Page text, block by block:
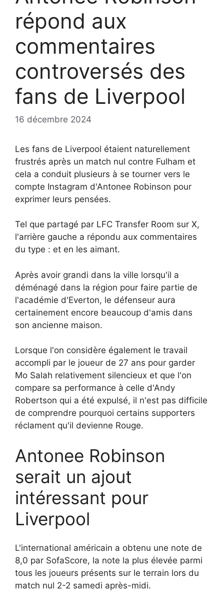
répond aux
commentaires
controversés des
fans de Liverpool
16 décembre 2024
Les fans de Liverpool étaient naturellement
frustrés après un match nul contre Fulham et
cela a conduit plusieurs à se tourner vers le
compte Instagram d'Antonee Robinson pour
exprimer leurs pensées.
Tel que partagé par LFC Transfer Room sur X,
l'arrière gauche a répondu aux commentaires
du type : et en les aimant.
Après avoir grandi dans la ville lorsqu'il a
déménagé dans la région pour faire partie de
l'académie d'Everton, le défenseur aura
certainement encore beaucoup d'amis dans
son ancienne maison.
Lorsque l'on considère également le travail
accompli par le joueur de 27 ans pour garder
Mo Salah relativement silencieux et que l'on
compare sa performance à celle d'Andy
Robertson qui a été expulsé, il n'est pas difficile
de comprendre pourquoi certains supporters
réclament qu'il devienne Rouge.
Antonee Robinson
serait un ajout
intéressant pour
Liverpool
L'international américain a obtenu une note de
8,0 par SofaScore, la note la plus élevée parmi
tous les joueurs présents sur le terrain lors du
match nul 2-2 samedi après-midi.